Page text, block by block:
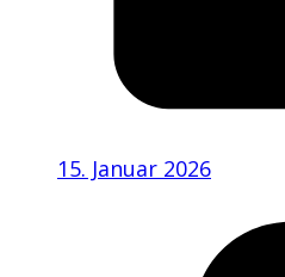
15. Januar 2026